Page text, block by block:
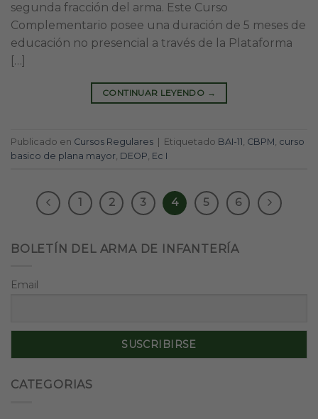
segunda fracción del arma. Este Curso
Complementario posee una duración de 5 meses de
educación no presencial a través de la Plataforma
[…]
CONTINUAR LEYENDO →
Publicado en Cursos Regulares | Etiquetado BAI-11 CBPM curso
basico de plana mayor DEOP Ec I
1 2 3 4 5 6
BOLETÍN DEL ARMA DE INFANTERÍA
Email
CATEGORIAS